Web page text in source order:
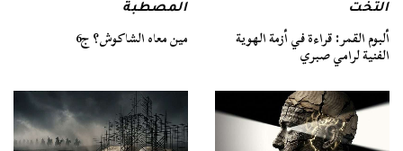
التخت
ألبوم القمر: قراءة في أزمة الهوية
الفنية لرامي صبري
المصطبة
مين معاه الشاكوش؟ ج6